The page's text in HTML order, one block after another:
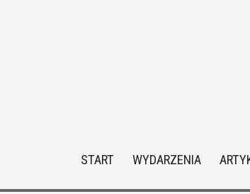
START WYDARZENIA